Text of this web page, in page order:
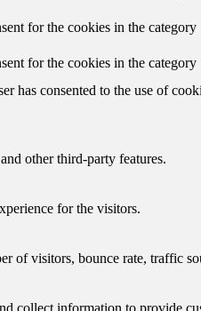
for the cookies in the category
for the cookies in the
has consented to the use of
other third-party features.
for the visitors.
of visitors, bounce rate, traffic
collect information to provide